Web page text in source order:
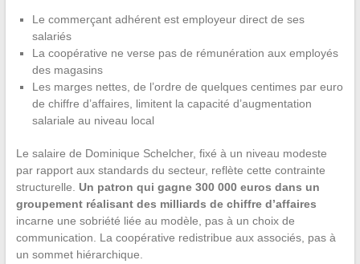
Le commerçant adhérent est employeur direct de ses
salariés
La coopérative ne verse pas de rémunération aux employés
des magasins
Les marges nettes, de l’ordre de quelques centimes par euro
de chiffre d’affaires, limitent la capacité d’augmentation
salariale au niveau local
Le salaire de Dominique Schelcher, fixé à un niveau modeste
par rapport aux standards du secteur, reflète cette contrainte
structurelle. Un patron qui gagne 300 000 euros dans un
groupement réalisant des milliards de chiffre d’affaires
incarne une sobriété liée au modèle, pas à un choix de
communication. La coopérative redistribue aux associés, pas à
un sommet hiérarchique.